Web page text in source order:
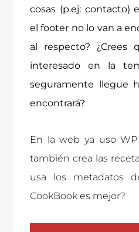
cosas (p.ej: contacto)
el footer no lo van a
al respecto? ¿Crees
interesado en la
seguramente llegue
encontrará?
En la web ya uso
también crea las
usa los metadatos
CookBook es mejor?